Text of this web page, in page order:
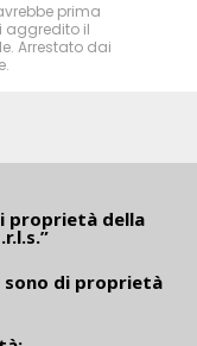
prima
aggredito il
Arrestato dai
proprietà della
di proprietà